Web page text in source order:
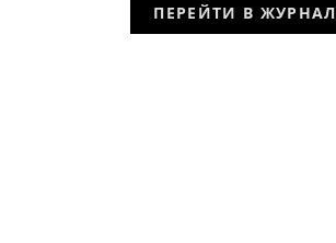
ПЕРЕЙТИ В ЖУРНАЛ